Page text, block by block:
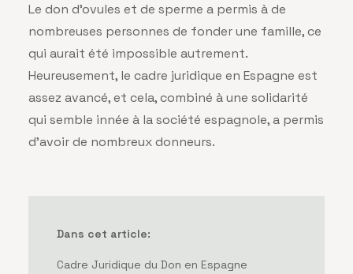
Le don d’ovules et de sperme a permis à de
nombreuses personnes de fonder une famille, ce
qui aurait été impossible autrement.
Heureusement, le cadre juridique en Espagne est
assez avancé, et cela, combiné à une solidarité
qui semble innée à la société espagnole, a permis
d’avoir de nombreux donneurs.
Dans cet article:
Cadre Juridique du Don en Espagne